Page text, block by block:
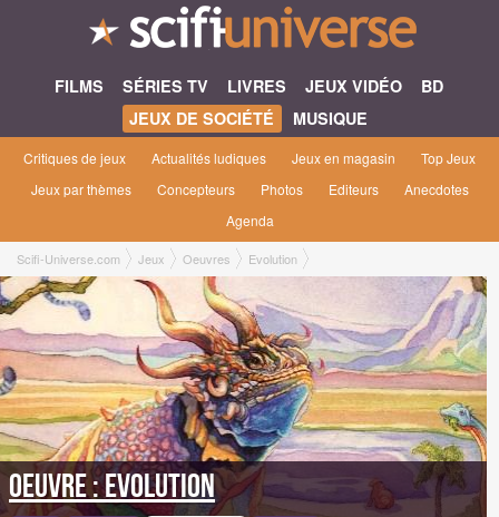
FILMS SÉRIES TV LIVRES JEUX VIDÉO
BD
JEUX DE SOCIÉTÉ
MUSIQUE
Critiques de jeux Actualités ludiques Jeux en magasin
Top Jeux
Jeux par thèmes
Concepteurs Photos Editeurs
Anecdotes
Agenda
Scifi-Universe.com Jeux Oeuvres Evolution
Oeuvre : Evolution